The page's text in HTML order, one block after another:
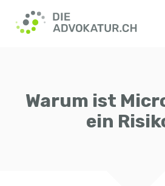
Warum ist
ein